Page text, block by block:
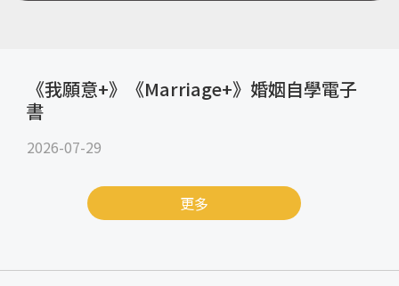
《我願意+》《Marriage+》婚姻自學電子
書
2026-07-29
更多